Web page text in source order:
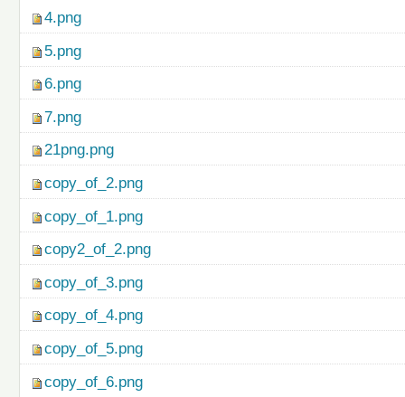
4.png
5.png
6.png
7.png
21png.png
copy_of_2.png
copy_of_1.png
copy2_of_2.png
copy_of_3.png
copy_of_4.png
copy_of_5.png
copy_of_6.png